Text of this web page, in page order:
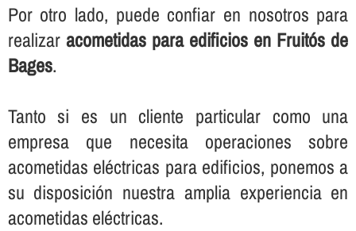
Por otro lado, puede confiar en nosotros para
realizar acometidas para edificios en Fruitós de
Bages.
Tanto si es un cliente particular como una
empresa que necesita operaciones sobre
acometidas eléctricas para edificios, ponemos a
su disposición nuestra amplia experiencia en
acometidas eléctricas.